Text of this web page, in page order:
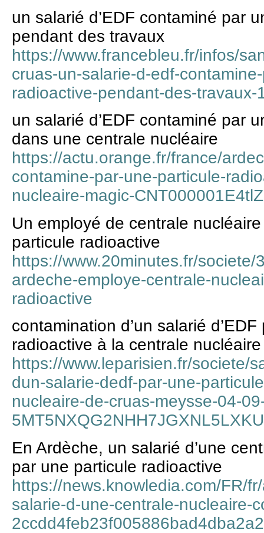
un salarié d’EDF contaminé par
pendant des travaux
https://www.francebleu.fr/infos/
cruas-un-salarie-d-edf-
radioactive-pendant-des-travaux-
un salarié d’EDF contaminé par
dans une centrale nucléaire
https://actu.orange.fr/france/
contamine-par-une-particule-
nucleaire-magic-
Un employé de centrale
particule radioactive
https://www.20minutes.fr/societe/
ardeche-employe-centrale-
radioactive
contamination d’un salarié
radioactive à la centrale
https://www.leparisien.fr/societe/
dun-salarie-dedf-par-une-
nucleaire-de-cruas-meysse-04-
En Ardèche, un salarié d’une
par une particule radioactive
https://news.knowledia.com/FR/
salarie-d-une-centrale-nucleaire-